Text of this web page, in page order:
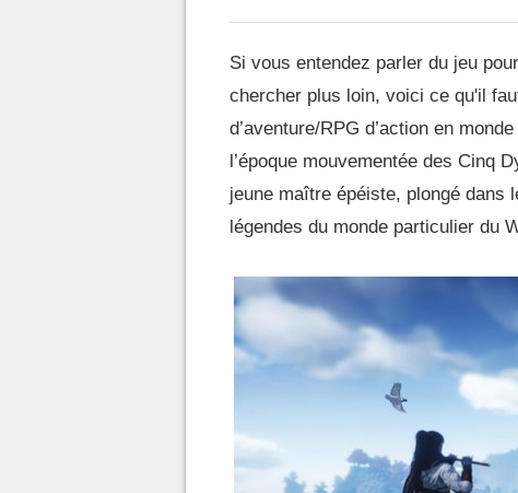
Si vous entendez parler du jeu
chercher plus loin, voici ce qu'il
d’aventure/RPG d’action en
l’époque mouvementée des Cinq
jeune maître épéiste, plongé
légendes du monde particulier du